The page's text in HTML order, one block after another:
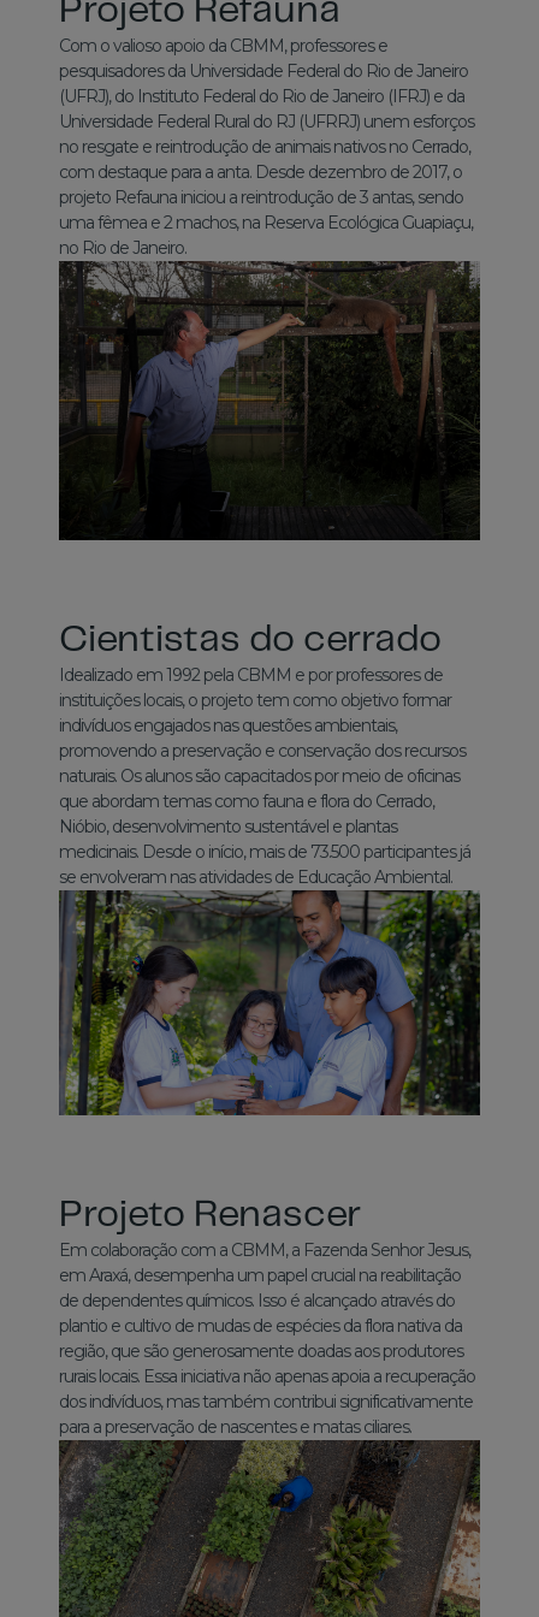
Projeto Refauna
Com o valioso apoio da CBMM, professores e
pesquisadores da Universidade Federal do Rio de Janeiro
(UFRJ), do Instituto Federal do Rio de Janeiro (IFRJ) e da
Universidade Federal Rural do RJ (UFRRJ) unem esforços
no resgate e reintrodução de animais nativos no Cerrado,
com destaque para a anta. Desde dezembro de 2017, o
projeto Refauna iniciou a reintrodução de 3 antas, sendo
uma fêmea e 2 machos, na Reserva Ecológica Guapiaçu,
no Rio de Janeiro.
Cientistas do cerrado
Idealizado em 1992 pela CBMM e por professores de
instituições locais, o projeto tem como objetivo formar
indivíduos engajados nas questões ambientais,
promovendo a preservação e conservação dos recursos
naturais. Os alunos são capacitados por meio de oficinas
que abordam temas como fauna e flora do Cerrado,
Nióbio, desenvolvimento sustentável e plantas
medicinais. Desde o início, mais de 73.500 participantes já
se envolveram nas atividades de Educação Ambiental.
Projeto Renascer
Em colaboração com a CBMM, a Fazenda Senhor Jesus,
em Araxá, desempenha um papel crucial na reabilitação
de dependentes químicos. Isso é alcançado através do
plantio e cultivo de mudas de espécies da flora nativa da
região, que são generosamente doadas aos produtores
rurais locais. Essa iniciativa não apenas apoia a recuperação
dos indivíduos, mas também contribui significativamente
para a preservação de nascentes e matas ciliares.